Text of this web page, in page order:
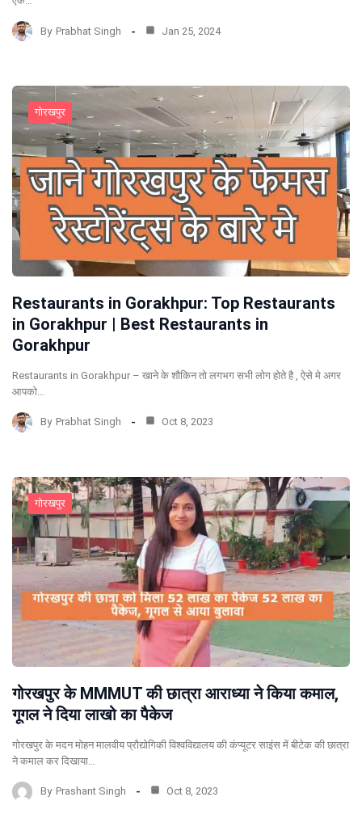
By Prabhat Singh Jan 25, 2024
गोरखपुर
Restaurants in Gorakhpur: Top Restaurants
in Gorakhpur | Best Restaurants in
Gorakhpur
Restaurants in Gorakhpur – खाने के शौकिन तो लगभग सभी लोग होते है , ऐसे मे अगर
आपको…
By Prabhat Singh Oct 8, 2023
गोरखपुर
गोरखपुर के MMMUT की छात्रा आराध्या ने किया कमाल,
गूगल ने दिया लाखो का पैकेज
गोरखपुर के मदन मोहन मालवीय प्रौद्योगिकी विश्वविद्यालय की कंप्यूटर साइंस में बीटेक की छात्रा
ने कमाल कर दिखाया…
By Prashant Singh Oct 8, 2023